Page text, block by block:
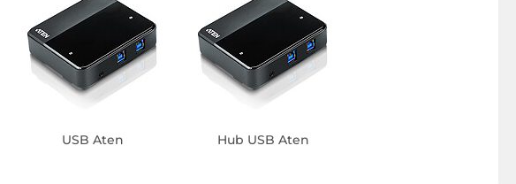
USB Aten Hub USB Aten